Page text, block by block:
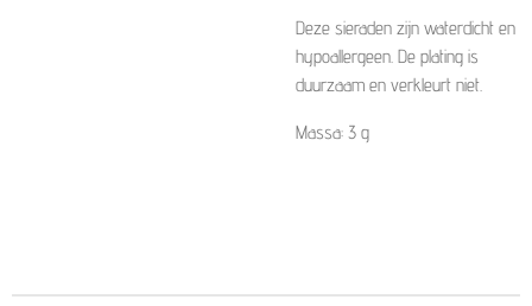
Deze sieraden zijn waterdicht en
hypoallergeen. De plating is
duurzaam en verkleurt niet.
Massa: 3 g